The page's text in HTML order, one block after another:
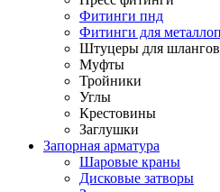
Фитинги пнд
Фитинги для
Штуцеры для шлангов
Муфты
Тройники
Углы
Крестовины
Заглушки
Запорная арматура
Шаровые краны
Дисковые затворы